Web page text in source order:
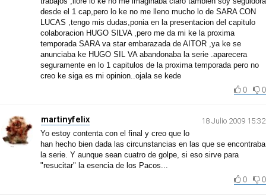
desde el 1 cap,pero lo ke no me lleno mucho lo de SARA CON
LUCAS ,tengo mis dudas,ponia en la presentacion del capitulo
colaboracion HUGO SILVA ,pero me da mi ke la proxima
temporada SARA va star embarazada de AITOR ,ya ke se
anunciaba ke HUGO SIL VA abandonaba la serie .aparecera
seguramente en lo 1 capitulos de la proxima temporada pero no
creo ke siga es mi opinion..ojala se kede
0
0
martinyfelix
18 Julio 2009 15:32
Yo estoy contenta con el final y creo que lo
han hecho bien dada las circunstancias en las que se encontraba
la serie. Y aunque sean cuatro de golpe, si eso sirve para
"resucitar" la esencia de los Pacos...
0
0